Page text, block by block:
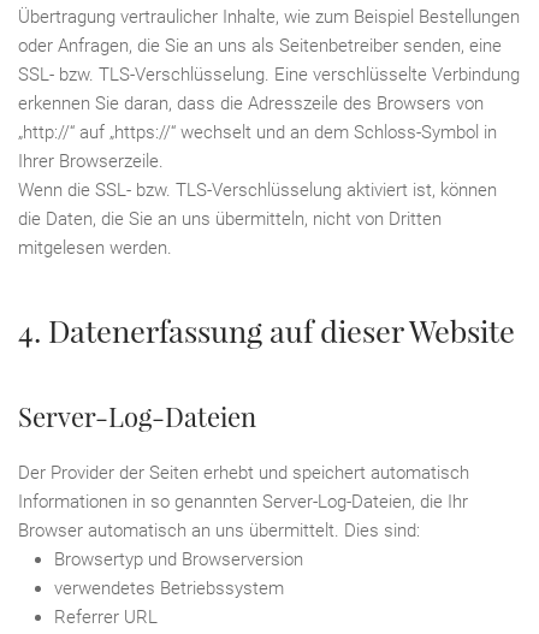
Übertragung vertraulicher Inhalte, wie zum Beispiel Bestellungen
oder Anfragen, die Sie an uns als Seitenbetreiber senden, eine
SSL- bzw. TLS-Verschlüsselung. Eine verschlüsselte Verbindung
erkennen Sie daran, dass die Adresszeile des Browsers von
„http://“ auf „https://“ wechselt und an dem Schloss-Symbol in
Ihrer Browserzeile.
Wenn die SSL- bzw. TLS-Verschlüsselung aktiviert ist, können
die Daten, die Sie an uns übermitteln, nicht von Dritten
mitgelesen werden.
4. Datenerfassung auf dieser Website
Server-Log-Dateien
Der Provider der Seiten erhebt und speichert automatisch
Informationen in so genannten Server-Log-Dateien, die Ihr
Browser automatisch an uns übermittelt. Dies sind:
Browsertyp und Browserversion
verwendetes Betriebssystem
Referrer URL